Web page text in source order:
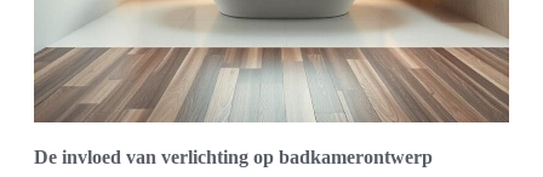
De invloed van verlichting op badkamerontwerp